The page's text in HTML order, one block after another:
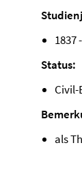
1837
Status:
Civil-
als